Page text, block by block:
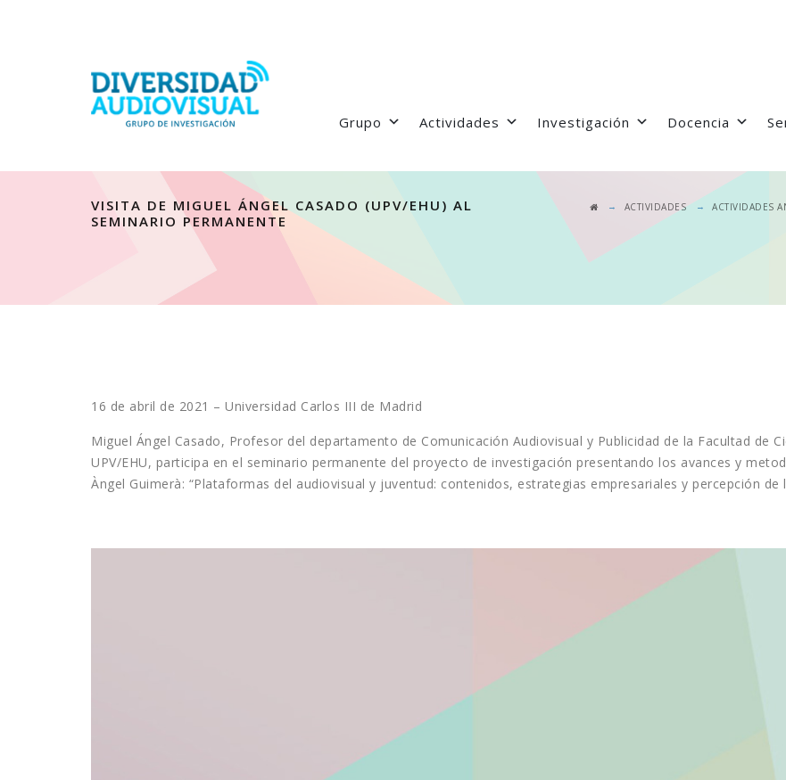
Grupo Actividades Investigación Docencia
VISITA DE MIGUEL ÁNGEL CASADO (UPV/EHU) AL
SEMINARIO PERMANENTE
→ ACTIVIDADES→ ACTIVIDADES
16 de abril de 2021 – Universidad Carlos III de Madrid
Miguel Ángel Casado, Profesor del departamento de Comunicación Audiovisual y Publicidad de la Facultad de
UPV/EHU, participa en el seminario permanente del proyecto de investigación presentando los avances y
Àngel Guimerà: “Plataformas del audiovisual y juventud: contenidos, estrategias empresariales y percepción de